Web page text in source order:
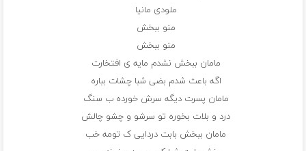
ملودی مانیا
منو ببخش
منو ببخش
مامان ببخش نشدم مایه ی افتخارت
اگه باعث شدم بضی شبا چشات بباره
مامان پسرت دیگه سرش خورده ب سنگ
درد و بلات بخوره تو سرشو و چشو چالش
مامان ببخش بابت دردایی ک تومه خب